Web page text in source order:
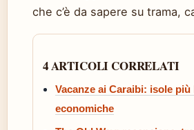
che c’è da sapere su trama,
4 ARTICOLI CORRELATI
Vacanze ai Caraibi: isole
economiche